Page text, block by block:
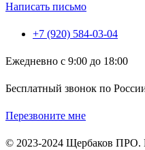
Написать письмо
+7 (920) 584-03-04
Ежедневно с 9:00 до 18:00
Бесплатный звонок по
Перезвоните мне
© 2023-2024 Щербаков ПРО.